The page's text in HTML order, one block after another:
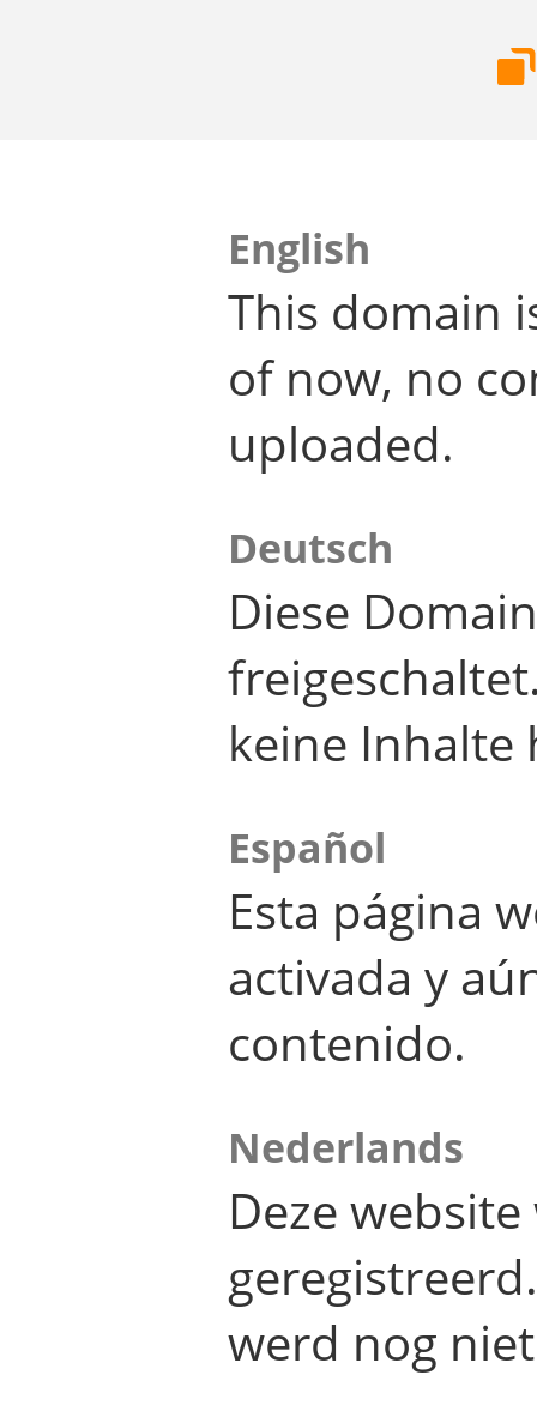
English
This domain
of now, no
uploaded.
Deutsch
Diese
keine Inhalte
Español
Esta página
activada y
contenido.
Nederlands
Deze
werd nog